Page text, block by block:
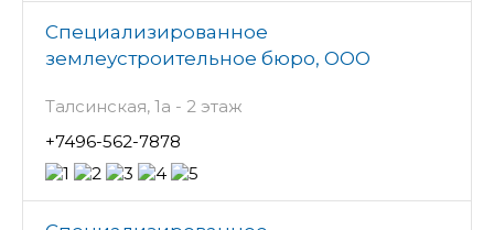
Специализированное
землеустроительное бюро, ООО
Талсинская, 1а - 2 этаж
+7496-562-7878